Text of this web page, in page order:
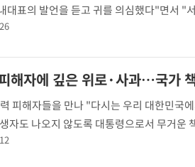
대표의 발언을 듣고 귀를 의심했다"면서 "
오 시장은 7일 페이스북에 '적반하장에도
해자에 깊은 위로·사과…국가
피해자들을 만나 "다시는 우리 대한민국
자도 나오지 않도록 대통령으로서 무거운
실·화해를위한과거사정리위원회(진실화